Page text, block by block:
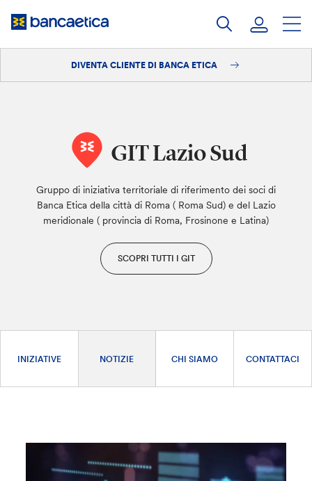
DIVENTA CLIENTE DI BANCA ETICA
GIT Lazio Sud
Gruppo di iniziativa territoriale di riferimento dei soci di
Banca Etica della città di Roma ( Roma Sud) e del Lazio
meridionale ( provincia di Roma, Frosinone e Latina)
SCOPRI TUTTI I GIT
INIZIATIVE NOTIZIE CHI SIAMO CONTATTACI